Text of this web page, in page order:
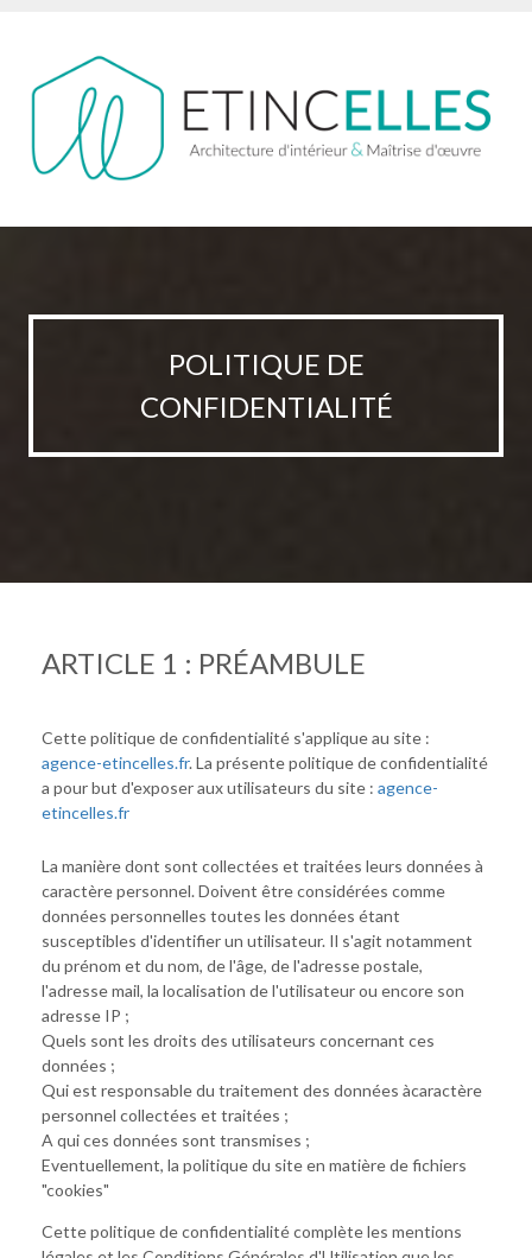
POLITIQUE DE
CONFIDENTIALITÉ
ARTICLE 1 : PRÉAMBULE
Cette politique de confidentialité s'applique au site :
agence-etincelles.fr. La présente politique de confidentialité
a pour but d'exposer aux utilisateurs du site : agence-
etincelles.fr
La manière dont sont collectées et traitées leurs données à
caractère personnel. Doivent être considérées comme
données personnelles toutes les données étant
susceptibles d'identifier un utilisateur. Il s'agit notamment
du prénom et du nom, de l'âge, de l'adresse postale,
l'adresse mail, la localisation de l'utilisateur ou encore son
adresse IP ;
Quels sont les droits des utilisateurs concernant ces
données ;
Qui est responsable du traitement des données àcaractère
personnel collectées et traitées ;
A qui ces données sont transmises ;
Eventuellement, la politique du site en matière de fichiers
"cookies"
Cette politique de confidentialité complète les mentions